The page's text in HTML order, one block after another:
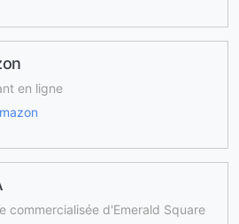
en ligne
commercialisée d'Emerald Square